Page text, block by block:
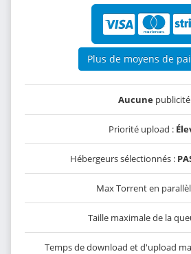
Plus de moyens de
Aucunepublicité
Priorité upload :
Hébergeurs sélectionnés :
Max Torrent en
Taille maximale de la
Temps de download et d'upload